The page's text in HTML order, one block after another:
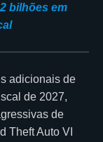
bilhões em
adicionais de
de 2027,
de
Theft Auto VI